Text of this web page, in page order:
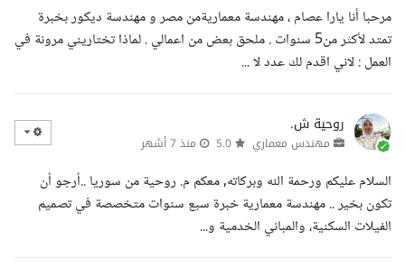
مرحبا أنا يارا عصام ، مهندسة معماريةمن مصر و مهندسة ديكور بخبرة
تمتد لأكثر من5 سنوات . ملحق بعض من اعمالي . لماذا تختاريني مرونة في
العمل : لاني اقدم لك عدد لا ...
روحية ش.
مهندس معماري منذ 7 أشهر
السلام عليكم ورحمة الله وبركاته, معكم م. روحية من سوريا ..أرجو أن
تكون بخير .. مهندسة معمارية خبرة سبع سنوات متخصصة في تصميم
الفيلات السكنية، والمباني الخدمية و...